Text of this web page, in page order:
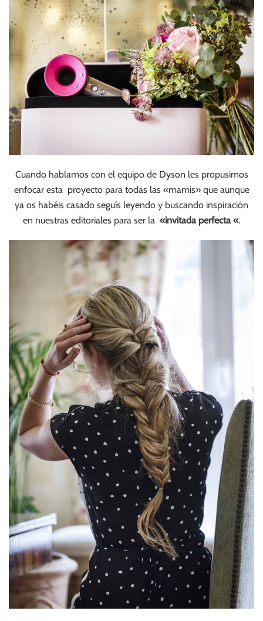
Cuando hablamos con el equipo deDyson les propusimos
enfocar esta proyecto para todas las «mamis» que aunque
ya os habéis casado seguís leyendo y buscando inspiración
en nuestras editoriales para ser la «invitada perfecta «.